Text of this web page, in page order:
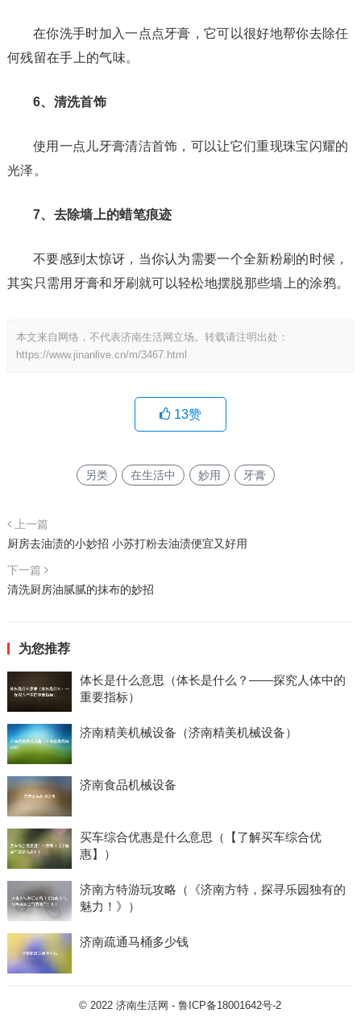
在你洗手时加入一点点牙膏，它可以很好地帮你去除任
何残留在手上的气味。
6、清洗首饰
使用一点儿牙膏清洁首饰，可以让它们重现珠宝闪耀的
光泽。
7、去除墙上的蜡笔痕迹
不要感到太惊讶，当你认为需要一个全新粉刷的时候，
其实只需用牙膏和牙刷就可以轻松地摆脱那些墙上的涂鸦。
本文来自网络，不代表济南生活网立场。转载请注明出处：
https://www.jinanlive.cn/m/3467.html
13赞
另类 在生活中 妙用 牙膏
上一篇
厨房去油渍的小妙招 小苏打粉去油渍便宜又好用
下一篇
清洗厨房油腻腻的抹布的妙招
为您推荐
体长是什么意思（体长是什么？——探究人体中的
重要指标）
济南精美机械设备（济南精美机械设备）
济南食品机械设备
买车综合优惠是什么意思（【了解买车综合优
惠】）
济南方特游玩攻略（《济南方特，探寻乐园独有的
魅力！》）
济南疏通马桶多少钱
© 2022济南生活网 -鲁ICP备18001642号-2